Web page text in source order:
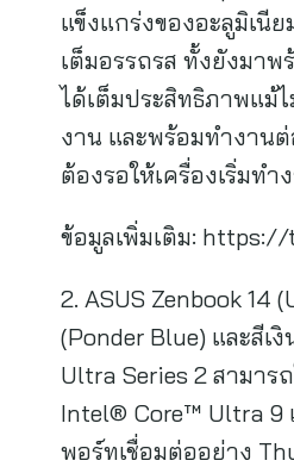
แข็งแกร่งของอะลูมิเนี
เต็มอรรถรส ทั้งยังมาพ
ได้เต็มประสิทธิภาพแม้
งาน และพร้อมทำงาน
ต้องรอให้เครื่องเริ่มท
ข้อมูลเพิ่มเติม:
2. ASUS Zenbook 14
(Ponder Blue) และสีเ
Ultra Series 2 สามาร
Intel® Core™ Ultra 9
พอร์ทเชื่อมต่ออย่าง